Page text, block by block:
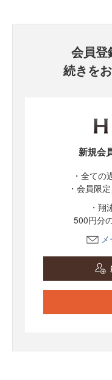
会員登
続きを
新規会
・全ての
・会員限
・翔
500円分